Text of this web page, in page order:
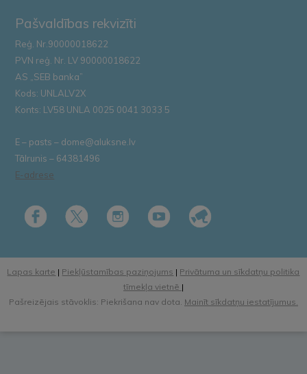
Pašvaldības rekvizīti
Reģ. Nr.90000018622
PVN reģ. Nr. LV 90000018622
AS „SEB banka”
Kods: UNLALV2X
Konts: LV58 UNLA 0025 0041 3033 5
E – pasts – dome@aluksne.lv
Tālrunis – 64381496
E-adrese
Lapas karte | Piekļūstamības paziņojums | Privātuma un sīkdatņu politika
tīmekļa vietnē |
Pašreizējais stāvoklis: Piekrišana nav dota. Mainīt sīkdatņu iestatījumus.